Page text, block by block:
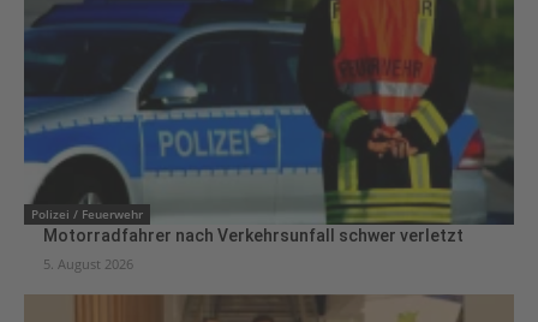
Polizei / Feuerwehr
Motorradfahrer nach Verkehrsunfall schwer verletzt
5. August 2026